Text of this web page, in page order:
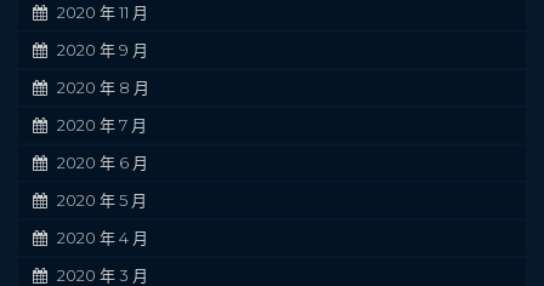
2020 年 11 月
2020 年 9 月
2020 年 8 月
2020 年 7 月
2020 年 6 月
2020 年 5 月
2020 年 4 月
2020 年 3 月